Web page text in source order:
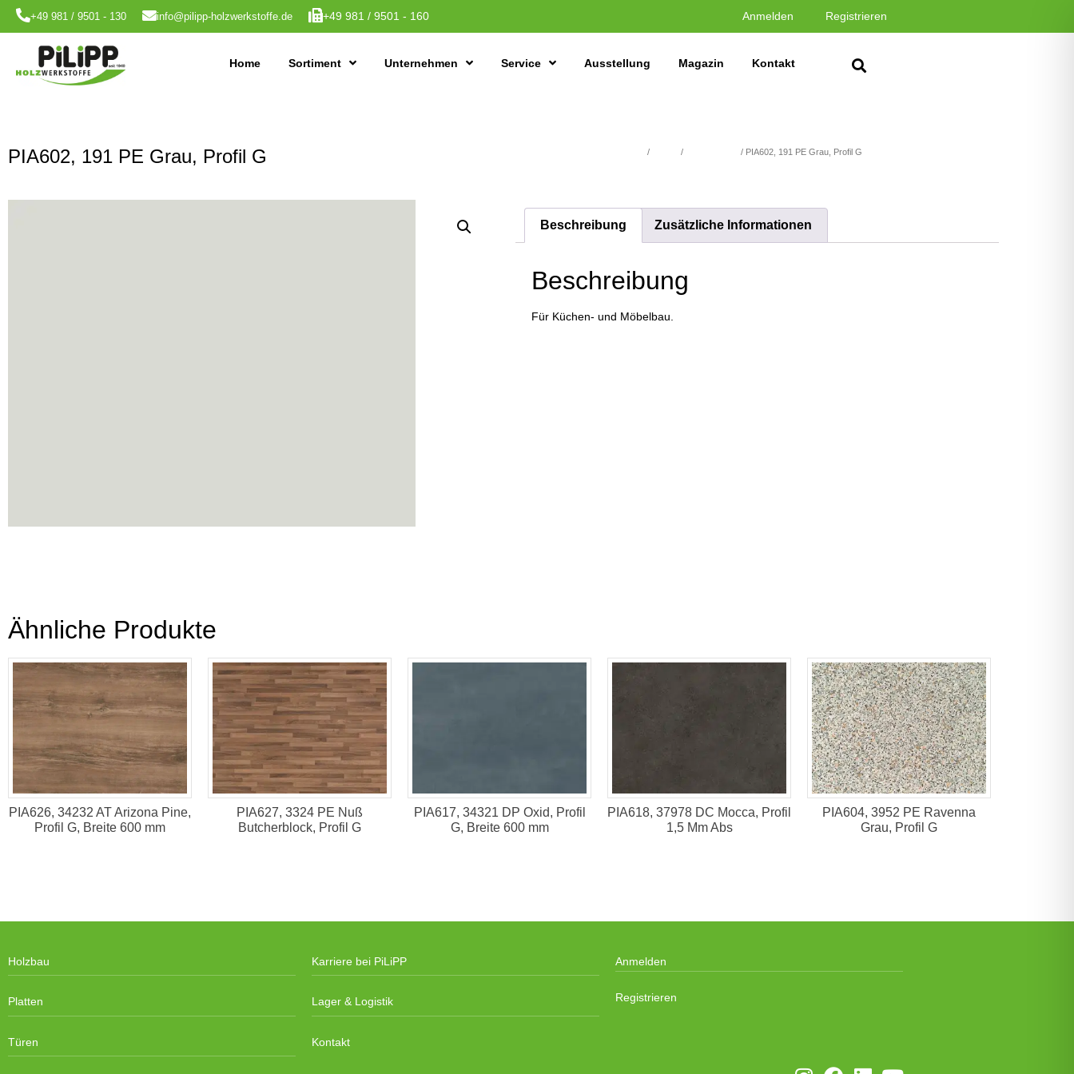
+49 981 / 9501 - 130 info@pilipp-holzwerkstoffe.de +49 981 / 9501 - 160 Anmelden Registrieren
Home Sortiment Unternehmen Service Ausstellung Magazin Kontakt
PIA602, 191 PE Grau, Profil G / / / PIA602, 191 PE Grau, Profil G
Beschreibung Zusätzliche Informationen
Beschreibung
Für Küchen- und Möbelbau.
Ähnliche Produkte
PIA626, 34232 AT Arizona Pine,
Profil G, Breite 600 mm
PIA627, 3324 PE Nuß
Butcherblock, Profil G
PIA617, 34321 DP Oxid, Profil
G, Breite 600 mm
PIA618, 37978 DC Mocca, Profil
1,5 Mm Abs
PIA604, 3952 PE Ravenna
Grau, Profil G
Holzbau
Platten
Türen
Karriere bei PiLiPP
Lager & Logistik
Kontakt
Anmelden
Registrieren